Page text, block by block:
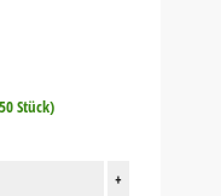
Stück)
+